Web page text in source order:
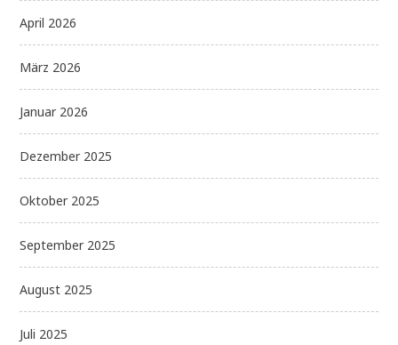
April 2026
März 2026
Januar 2026
Dezember 2025
Oktober 2025
September 2025
August 2025
Juli 2025